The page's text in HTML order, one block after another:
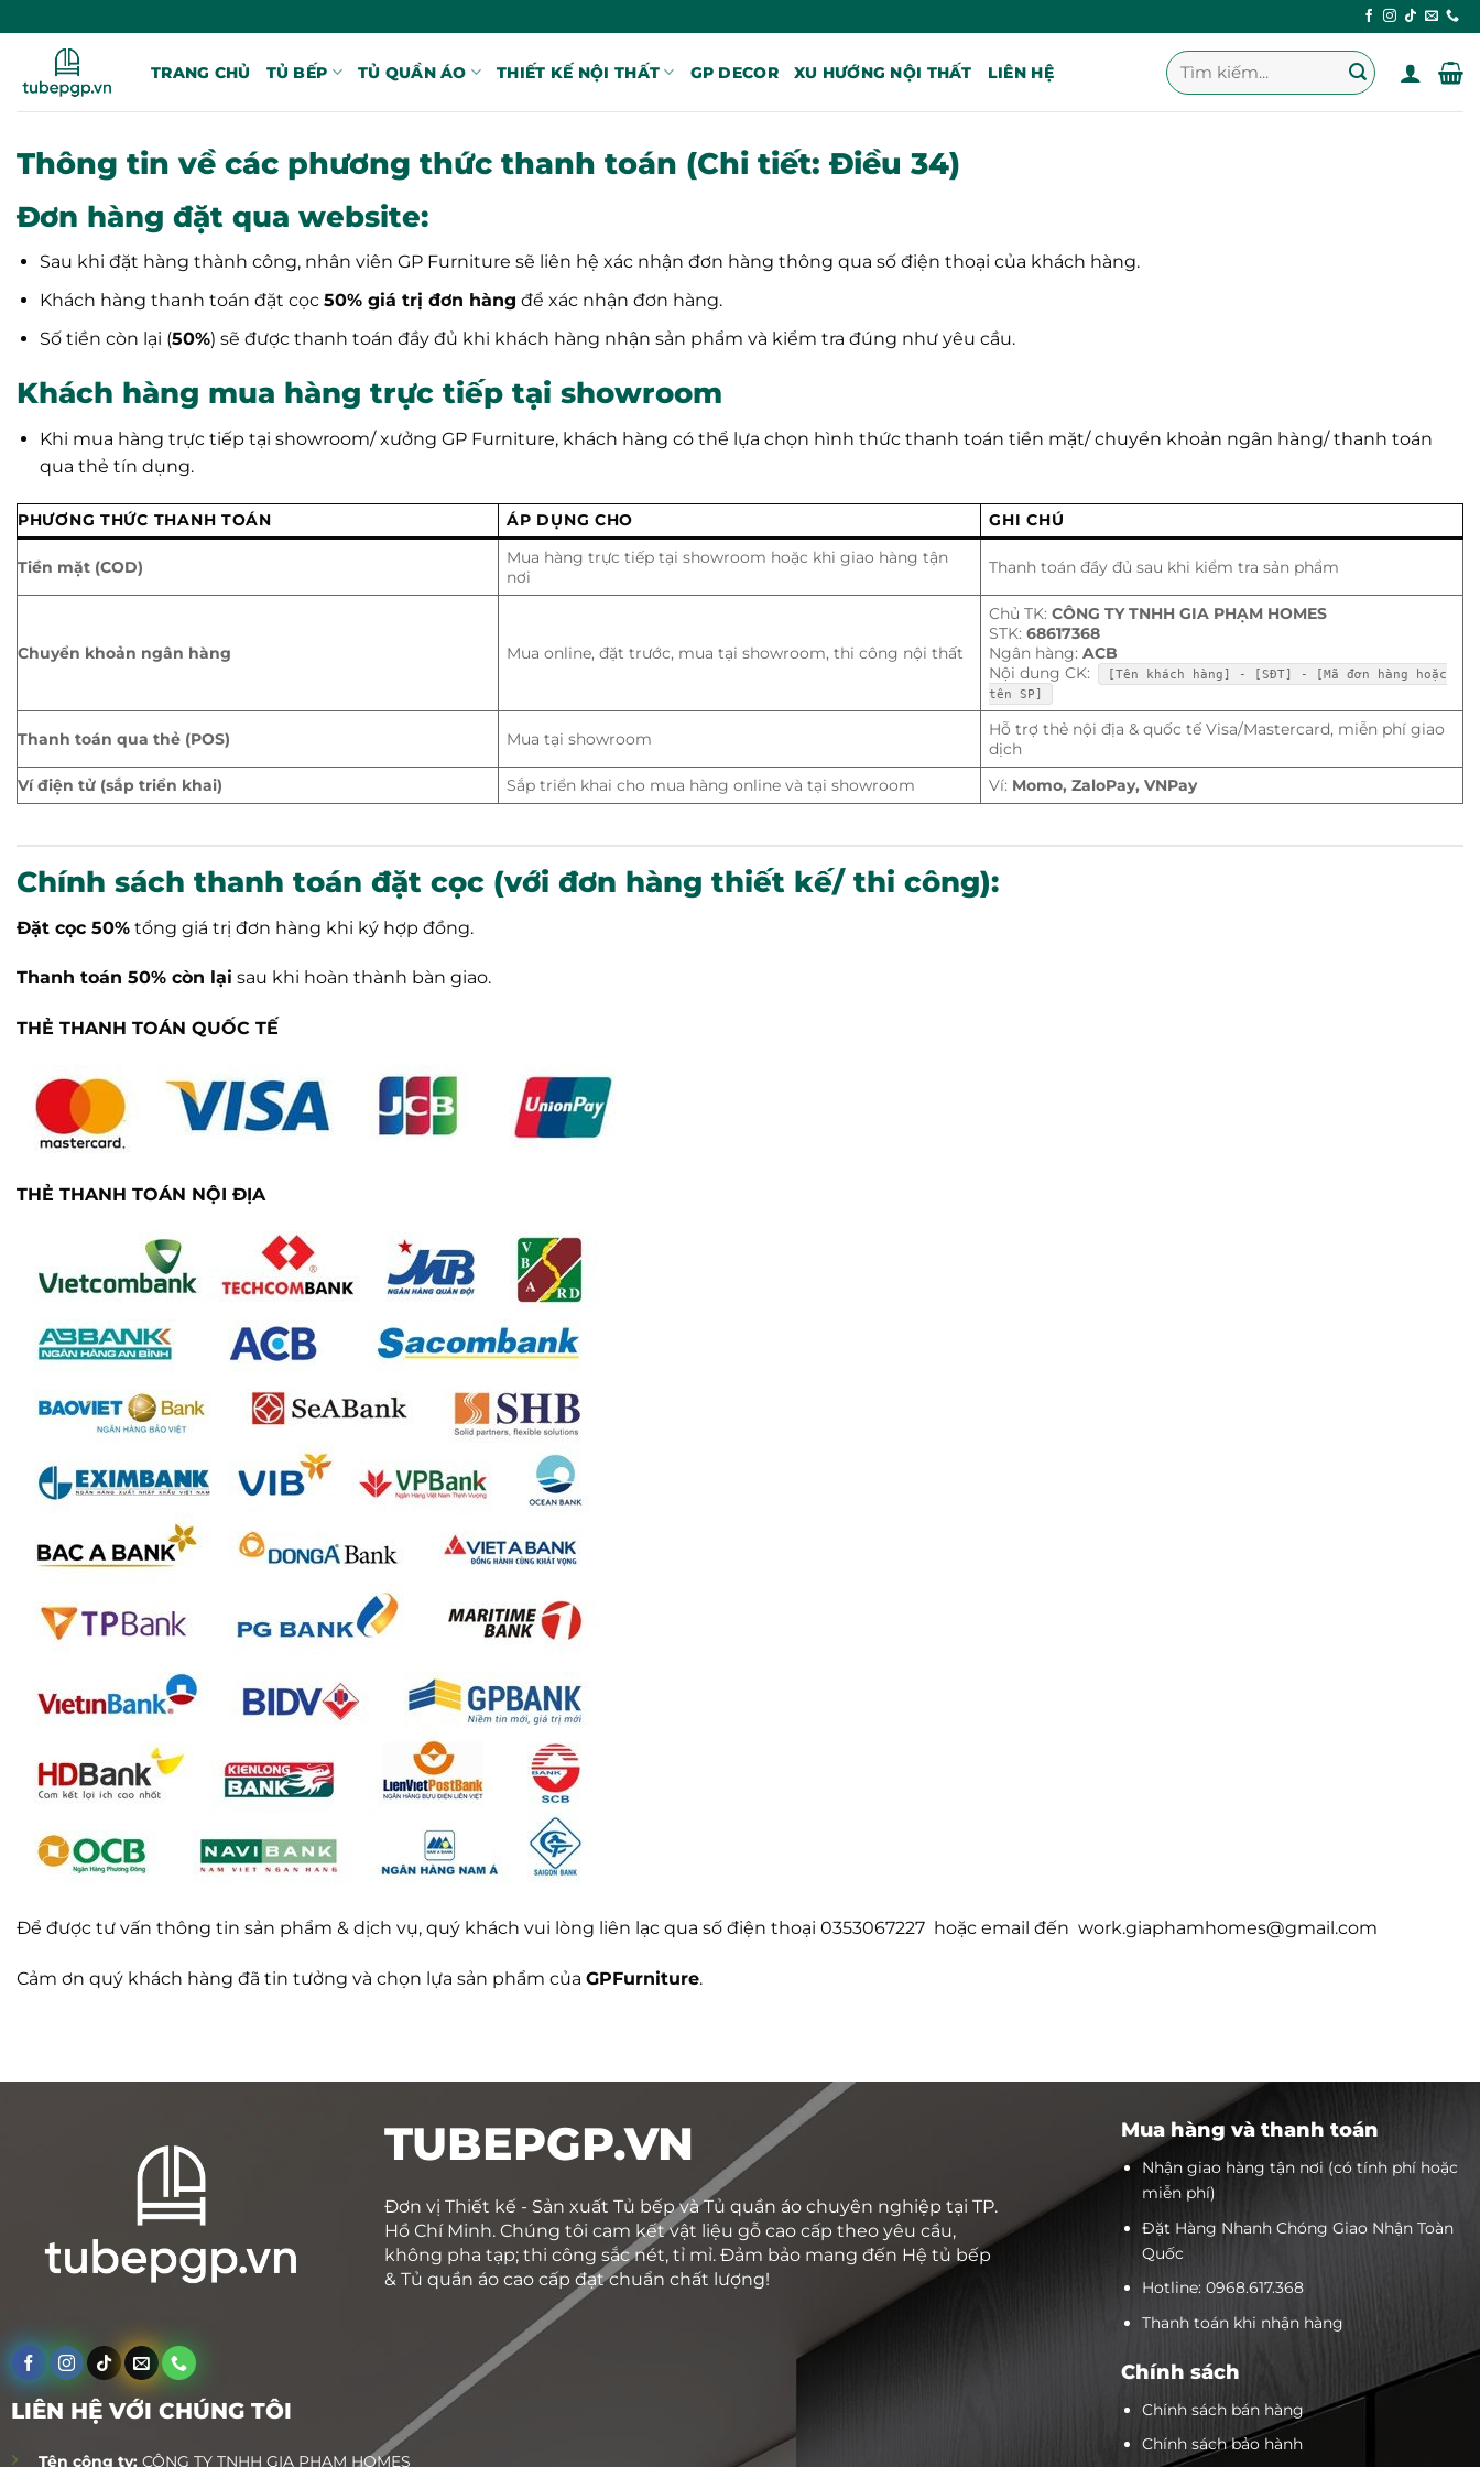
qua
dung
TRANG CHỦ TỦ BẾP TỦ QUẦN ÁO THIẾT KẾ NỘI THẤT GP DECOR XU HƯỚNG NỘI THẤT LIÊN HỆ
Tìm
kiếm:
Thông tin về các phương thức thanh toán (Chi tiết: Điều 34)
Đơn hàng đặt qua website:
Sau khi đặt hàng thành công, nhân viên GP Furniture sẽ liên hệ xác nhận đơn hàng thông qua số điện thoại của khách hàng.
Khách hàng thanh toán đặt cọc 50% giá trị đơn hàng để xác nhận đơn hàng.
Số tiền còn lại (50%) sẽ được thanh toán đầy đủ khi khách hàng nhận sản phẩm và kiểm tra đúng như yêu cầu.
Khách hàng mua hàng trực tiếp tại showroom
Khi mua hàng trực tiếp tại showroom/ xưởng GP Furniture, khách hàng có thể lựa chọn hình thức thanh toán tiền mặt/ chuyển khoản ngân hàng/ thanh toán
qua thẻ tín dụng.
PHƯƠNG THỨC THANH TOÁN ÁP DỤNG CHO GHI CHÚ
Tiền mặt (COD)
Mua hàng trực tiếp tại showroom hoặc khi giao hàng tận
nơi
Thanh toán đầy đủ sau khi kiểm tra sản phẩm
Chuyển khoản ngân hàng Mua online, đặt trước, mua tại showroom, thi công nội thất
Chủ TK:CÔNG TY TNHH GIA PHẠM HOMES
STK:68617368
Ngân hàng:ACB
Nội dung CK:
[Tên khách hàng] - [SĐT] - [Mã đơn hàng hoặc
tên SP]
Thanh toán qua thẻ (POS) Mua tại showroom
Hỗ trợ thẻ nội địa & quốc tế Visa/Mastercard, miễn phí giao
dịch
Ví điện tử (sắp triển khai)
Sắp triển khai cho mua hàng online và tại showroom Ví: Momo, ZaloPay, VNPay
Chính sách thanh toán đặt cọc (với đơn hàng thiết kế/ thi công):
Đặt cọc 50% tổng giá trị đơn hàng khi ký hợp đồng.
Thanh toán 50% còn lại sau khi hoàn thành bàn giao.
THẺ THANH TOÁN QUỐC TẾ
THẺ THANH TOÁN NỘI ĐỊA
Để được tư vấn thông tin sản phẩm & dịch vụ, quý khách vui lòng liên lạc qua số điện thoại 0353067227 hoặc email đến work.giaphamhomes@gmail.com
Cảm ơn quý khách hàng đã tin tưởng và chọn lựa sản phẩm của GPFurniture.
TUBEPGP.VN
Đơn vị Thiết kế - Sản xuất Tủ bếp và Tủ quần áo chuyên nghiệp tại TP.
Hồ Chí Minh. Chúng tôi cam kết vật liệu gỗ cao cấp theo yêu cầu,
không pha tạp; thi công sắc nét, tỉ mỉ. Đảm bảo mang đến Hệ tủ bếp
& Tủ quần áo cao cấp đạt chuẩn chất lượng!
LIÊN HỆ VỚI CHÚNG TÔI
Tên công ty:CÔNG TY TNHH GIA PHẠM HOMES
Mua hàng và thanh toán
Nhận giao hàng tận nơi (có tính phí hoặc
miễn phí)
Đặt Hàng Nhanh Chóng Giao Nhận Toàn
Quốc
Hotline: 0968.617.368
Thanh toán khi nhận hàng
Chính sách
Chính sách bán hàng
Chính sách bảo hành